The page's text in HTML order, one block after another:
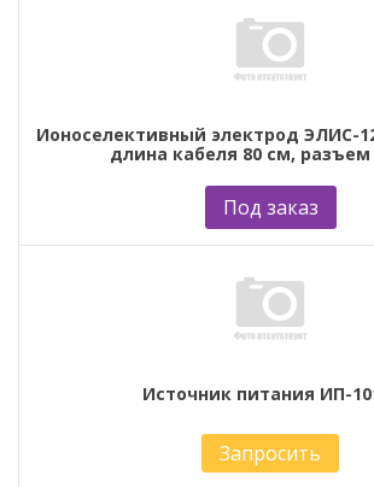
Ионоселективный электрод ЭЛИС-
длина кабеля 80 см, разъем
Под заказ
Источник питания ИП-
Запросить